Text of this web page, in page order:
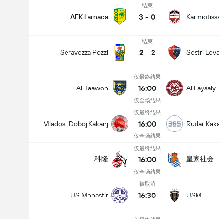
AEK Larnaca
结束
3 - 0
Seravezza Pozzi
结束
2 - 2 Sestri
Al-Taawon
仅最终结果
16:00
仅全场结果
Al Faysaly
Mladost Doboj Kakanj
仅最终结果
16:00
仅全场结果
Rudar
科隆
仅最终结果
16:00
仅全场结果
皇家社会
US Monastir
被取消
16:30 USM